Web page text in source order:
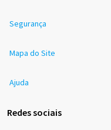
Segurança
Mapa do Site
Ajuda
Redes sociais